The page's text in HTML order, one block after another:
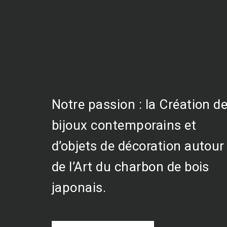
Notre passion : la Création
bijoux contemporains et
d’objets de décoration autour
de l’Art du charbon de bois
japonais.